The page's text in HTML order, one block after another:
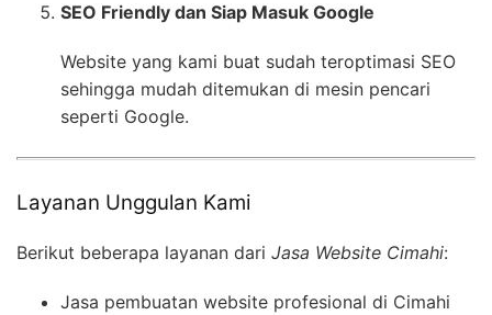
SEO Friendly dan Siap Masuk Google
Website yang kami buat sudah teroptimasi SEO
sehingga mudah ditemukan di mesin pencari
seperti Google.
Layanan Unggulan Kami
Berikut beberapa layanan dari Jasa Website Cimahi:
Jasa pembuatan website profesional di Cimahi